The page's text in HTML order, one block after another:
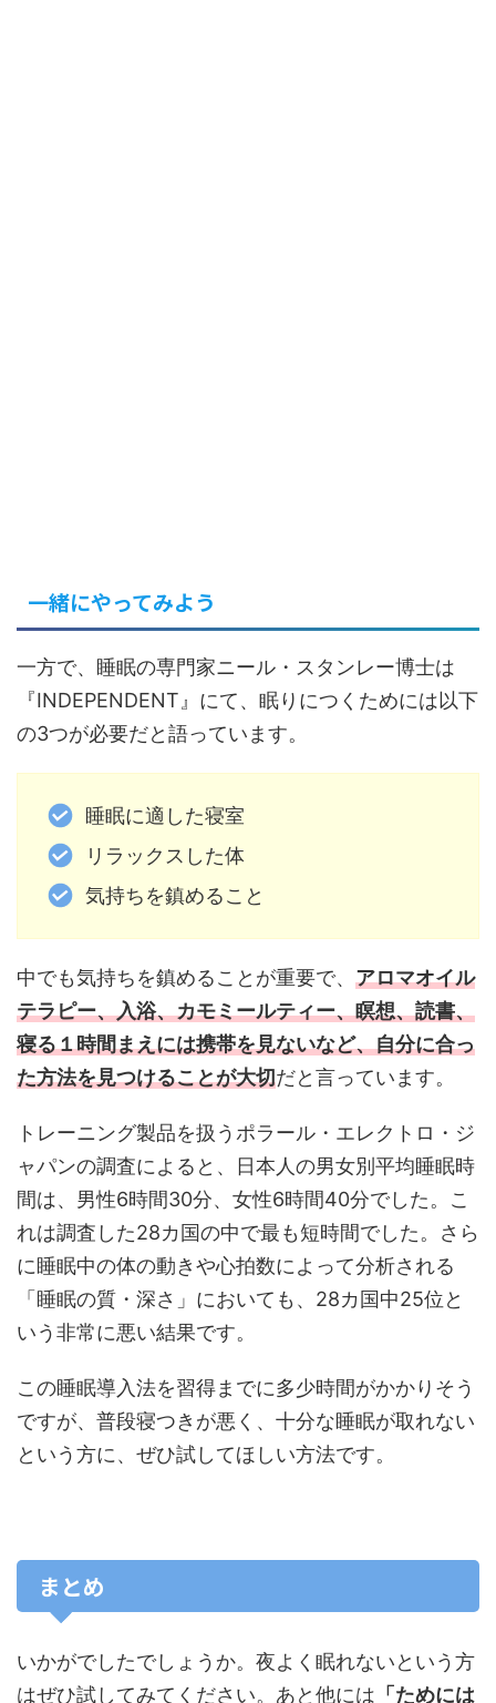
一緒にやってみよう
一方で、睡眠の専門家ニール・スタンレー博士は
『INDEPENDENT』にて、眠りにつくためには以下
の3つが必要だと語っています。
睡眠に適した寝室
リラックスした体
気持ちを鎮めること
中でも気持ちを鎮めることが重要で、 アロマオイル
テラピー、入浴、カモミールティー、瞑想、読書、
寝る１時間まえには携帯を見ないなど、自分に合っ
た方法を見つけることが大切だと言っています。
トレーニング製品を扱うポラール・エレクトロ・ジ
ャパンの調査によると、日本人の男女別平均睡眠時
間は、男性6時間30分、女性6時間40分でした。こ
れは調査した28カ国の中で最も短時間でした。さら
に睡眠中の体の動きや心拍数によって分析される
「睡眠の質・深さ」においても、28カ国中25位と
いう非常に悪い結果です。
この睡眠導入法を習得までに多少時間がかかりそう
ですが、普段寝つきが悪く、十分な睡眠が取れない
という方に、ぜひ試してほしい方法です。
まとめ
いかがでしたでしょうか。夜よく眠れないという方
はぜひ試してみてください。あと他には 「ためには